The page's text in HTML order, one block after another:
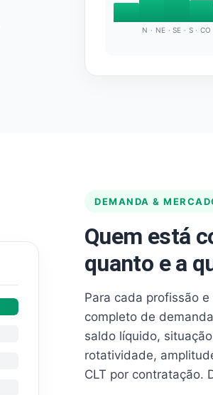
N · NE · SE · S · CO
DEMANDA &
Quem está
quanto e a
Para cada profissão
completo de
saldo líquido,
rotatividade,
CLT por contratação.